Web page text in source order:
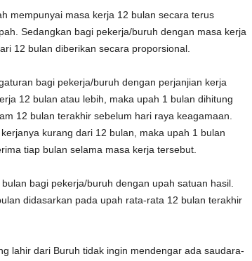
mempunyai masa kerja 12 bulan secara terus
Sedangkan bagi pekerja/buruh dengan masa kerja
12 bulan diberikan secara proporsional.
bagi pekerja/buruh dengan perjanjian kerja
12 bulan atau lebih, maka upah 1 bulan dihitung
12 bulan terakhir sebelum hari raya keagamaan.
kurang dari 12 bulan, maka upah 1 bulan
tiap bulan selama masa kerja tersebut.
bagi pekerja/buruh dengan upah satuan hasil.
didasarkan pada upah rata-rata 12 bulan terakhir
lahir dari Buruh tidak ingin mendengar ada saudara-